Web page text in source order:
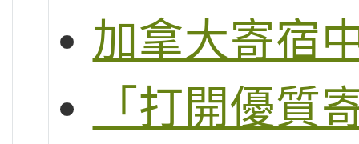
加拿大寄宿
「打開優質